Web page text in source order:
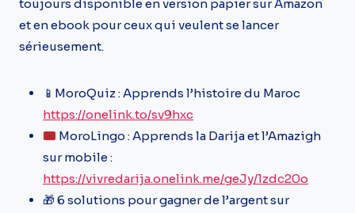
toujours disponible en version papier sur Amazon
et en ebook pour ceux qui veulent se lancer
sérieusement.
📱MoroQuiz : Apprends l’histoire du Maroc
https://onelink.to/sv9hxc
MoroLingo : Apprends la Darija et l’Amazigh
sur mobile :
https://vivredarija.onelink.me/geJy/1zdc20o
🎁 6 solutions pour gagner de l’argent sur